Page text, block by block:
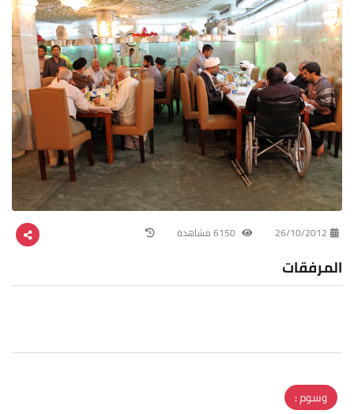
26/10/2012
المرفقات
وسوم :